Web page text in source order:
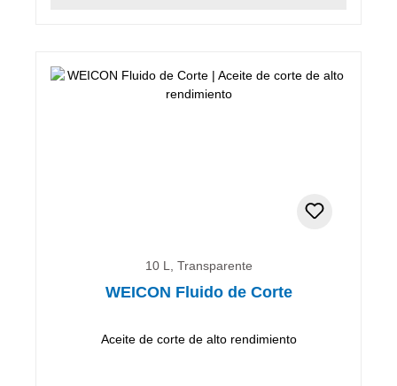
10 L, Transparente
WEICON Fluido de Corte
Aceite de corte de alto rendimiento